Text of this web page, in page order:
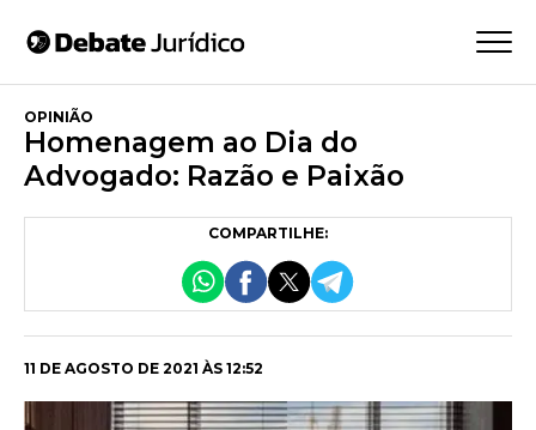
OPINIÃO
Homenagem ao Dia do
Advogado: Razão e Paixão
COMPARTILHE:
11 DE AGOSTO DE 2021 ÀS 12:52